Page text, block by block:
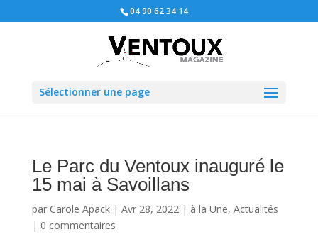
04 90 62 34 14
Sélectionner une page
Le Parc du Ventoux inauguré le
15 mai à Savoillans
par Carole Apack| Avr 28, 2022| à la Une, Actualités
| 0 commentaires